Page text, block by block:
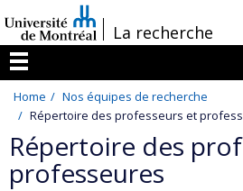
au
contenu
/La recherche
Menu
Home
Nos équipes de recherche
Répertoire des professeurs et
Répertoire des
professeures